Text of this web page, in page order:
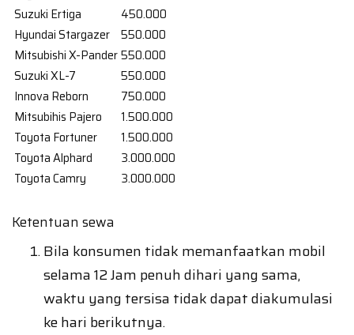
Suzuki Ertiga
450.000
Hyundai Stargazer
550.000
Mitsubishi X-Pander550.000
Suzuki XL-7
550.000
Innova Reborn
750.000
Mitsubihis Pajero
1.500.000
Toyota Fortuner
1.500.000
Toyota Alphard
3.000.000
Toyota Camry
3.000.000
Ketentuan sewa
Bila konsumen tidak memanfaatkan mobil
selama 12 Jam penuh dihari yang sama,
waktu yang tersisa tidak dapat diakumulasi
ke hari berikutnya.